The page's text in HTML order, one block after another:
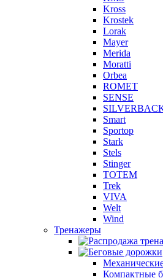
Kross
Krostek
Lorak
Mayer
Merida
Moratti
Orbea
ROMET
SENSE
Smart
Sportop
Stark
Stels
Stinger
TOTEM
Trek
VIVA
Welt
Wind
Тренажеры
Компактные